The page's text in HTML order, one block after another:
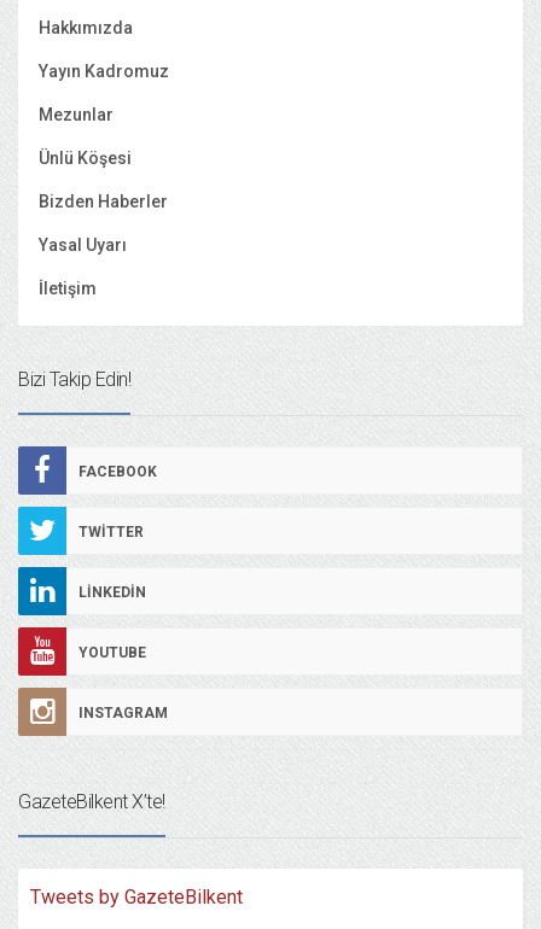
Hakkımızda
Yayın Kadromuz
Mezunlar
Ünlü Köşesi
Bizden Haberler
Yasal Uyarı
İletişim
Bizi Takip Edin!
FACEBOOK
TWITTER
LINKEDIN
YOUTUBE
INSTAGRAM
GazeteBilkent X’te!
Tweets by GazeteBilkent